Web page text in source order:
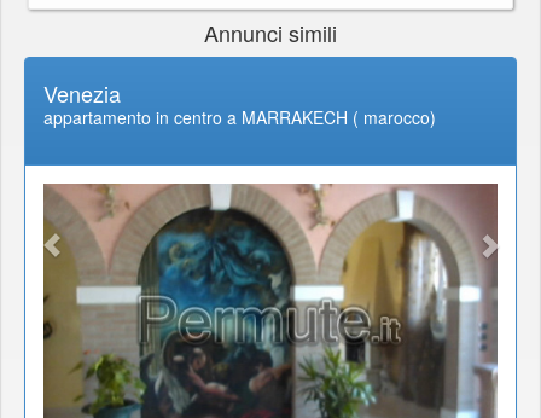
Annunci simili
Venezia
appartamento in centro a MARRAKECH ( marocco)